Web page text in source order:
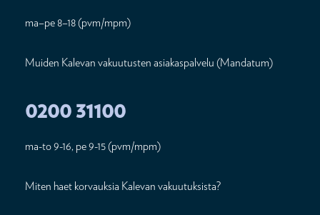
ma–pe 8–18 (pvm/mpm)
Muiden Kalevan vakuutusten asiakaspalvelu (Mandatum)
0200 31100
ma-to 9-16, pe 9-15 (pvm/mpm)
Miten haet korvauksia Kalevan vakuutuksista?